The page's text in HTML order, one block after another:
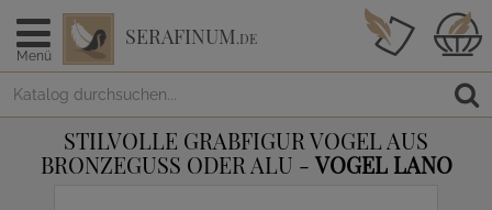
Menü
SERAFINUM.DE
STILVOLLE GRABFIGUR VOGEL AUS
BRONZEGUSS ODER ALU - VOGEL LANO